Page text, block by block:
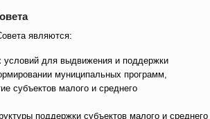
являются:
условий для выдвижения и поддержки
муниципальных программ,
субъектов малого и среднего
поддержки субъектов малого и среднего